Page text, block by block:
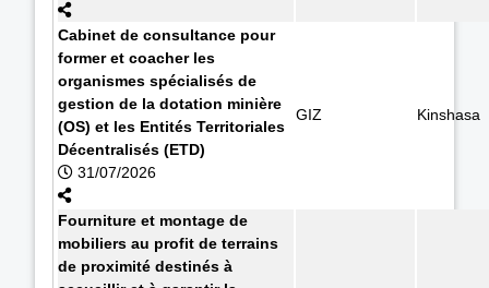
Cabinet de consultance pour
former et coacher les
organismes spécialisés de
gestion de la dotation minière
(OS) et les Entités Territoriales
Décentralisés (ETD)
31/07/2026
GIZ Kinshasa
Fourniture et montage de
mobiliers au profit de terrains
de proximité destinés à